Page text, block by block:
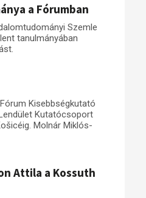
a Fórumban
Szemle
tanulmányában
Kisebbségkutató
Kutatócsoport
Molnár Miklós-
Attila a Kossuth